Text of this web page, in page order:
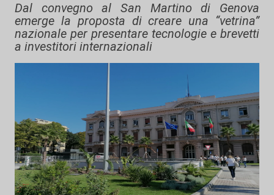
Dal convegno al San Martino di Genova
emerge la proposta di creare una “vetrina”
nazionale per presentare tecnologie e brevetti
a investitori internazionali